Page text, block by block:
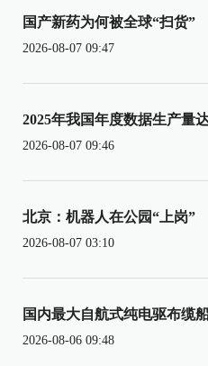
国产新药为何被全球“扫货”
2026-08-07 09:47
2025年我国年度数据生产量
2026-08-07 09:46
北京：机器人在公园“上岗”
2026-08-07 03:10
国内最大自航式纯电驱布缆
2026-08-06 09:48